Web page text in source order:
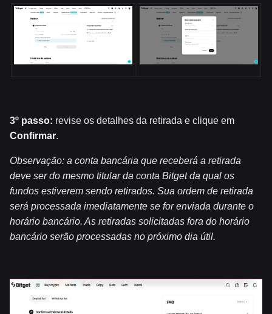
3º passo: revise os detalhes da retirada e clique em
Confirmar.
Observação: a conta bancária que receberá a retirada
deve ser do mesmo titular da conta Bitget da qual os
fundos estiverem sendo retirados. Sua ordem de retirada
será processada imediatamente se for enviada durante o
horário bancário. As retiradas solicitadas fora do horário
bancário serão processadas no próximo dia útil.